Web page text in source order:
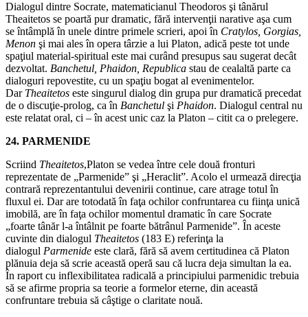
Dialogul dintre Socrate, matematicianul Theodoros şi tânărul
Theaitetos se poartă pur dramatic, fără intervenţii narative aşa cum
se întâmplă în unele dintre primele scrieri, apoi în Cratylos, Gorgias,
Menon şi mai ales în opera târzie a lui Platon, adică peste tot unde
spaţiul material‑spiritual este mai curând presupus sau sugerat decât
dezvoltat. Banchetul, Phaidon, Republica stau de cealaltă parte ca
dialoguri repovestite, cu un spaţiu bogat al evenimentelor.
Dar Theaitetos este singurul dialog din grupa pur dramatică precedat
de o discuţie‑prolog, ca în Banchetul şi Phaidon. Dialogul central nu
este relatat oral, ci – în acest unic caz la Platon – citit ca o prelegere.
24. PARMENIDE
Scriind Theaitetos,Platon se vedea între cele două fronturi
reprezentate de „Parmenide” şi „Heraclit”. Acolo el urmează direcţia
contrară reprezentantului devenirii continue, care atrage totul în
fluxul ei. Dar are totodată în faţa ochilor confruntarea cu fiinţa unică
imobilă, are în faţa ochilor momentul dramatic în care Socrate
„foarte tânăr l‑a întâlnit pe foarte bătrânul Parmenide”. În aceste
cuvinte din dialogul Theaitetos (183 E) referinţa la
dialogul Parmenide este clară, fără să avem certitudinea că Platon
plănuia deja să scrie această operă sau că lucra deja simultan la ea.
În raport cu inflexibilitatea radicală a principiului parmenidic trebuia
să se afirme propria sa teorie a formelor eterne, din această
confruntare trebuia să câştige o claritate nouă.